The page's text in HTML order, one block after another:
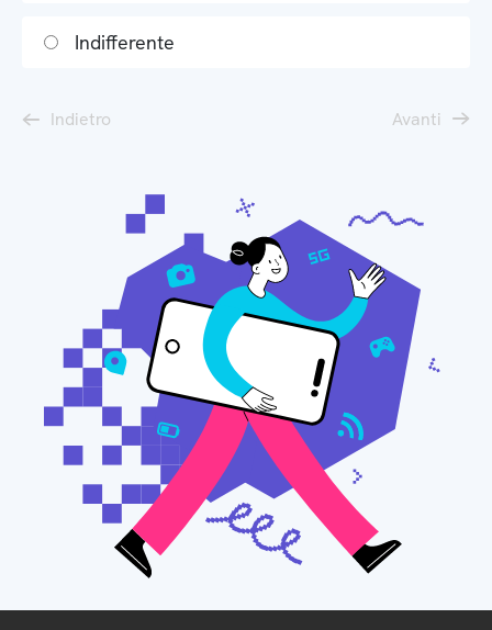
Indifferente
Indietro Avanti